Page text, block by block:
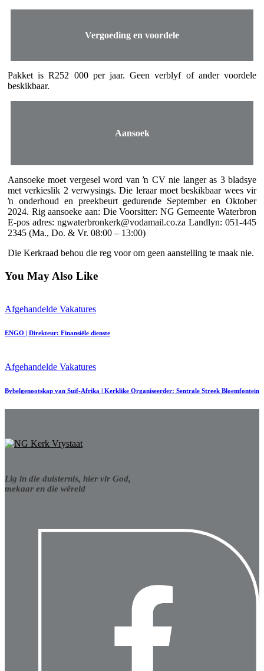
Vergoeding en voordele
Pakket is R252 000 per jaar. Geen verblyf of ander voordele
beskikbaar.
Aansoek
Aansoeke moet vergesel word van ŉ CV nie langer as 3 bladsye
met verkieslik 2 verwysings. Die leraar moet beskikbaar wees vir
ŉ onderhoud en preekbeurt gedurende September en Oktober
2024. Rig aansoeke aan: Die Voorsitter: NG Gemeente Waterbron
E-pos adres: ngwaterbronkerk@vodamail.co.za Landlyn: 051-445
2345 (Ma., Do. & Vr. 08:00 – 13:00)
Die Kerkraad behou die reg voor om geen aanstelling te maak nie.
You May Also Like
Afgehandelde Vakatures
ENGO | Direkteur: Finansiële dienste
Afgehandelde Vakatures
Bybelgenootskap van Suif-Afrika | Kerklike Organiseerder: Sentrale Streek Bloemfontein
Lig in die duisternis, hier vir God,
mekaar en die wêreld